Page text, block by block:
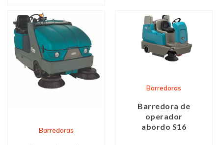
Barredoras
Barredoras
Barredora de
operador
abordo S16